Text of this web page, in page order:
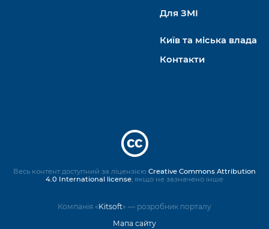
Для ЗМІ
Київ та міська влада
Контакти
Компанія «Kitsoft» — розробник порталу
Мапа сайту
Весь контент доступний за ліцензією Creative Commons Attribution
4.0 International license, якщо не зазначено інше